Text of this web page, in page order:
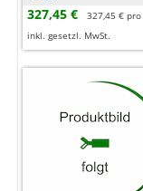
327,45 €
327,45 € pro
inkl. gesetzl. MwSt.